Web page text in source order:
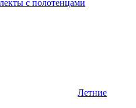
с полотенцами
Летние